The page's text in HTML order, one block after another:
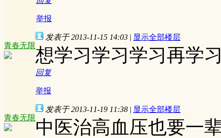
举报
青春无限
发表于 2013-11-15 14:03 | 显示全部楼层
想学习学习学习再学
回复
举报
青春无限
发表于 2013-11-19 11:38 | 显示全部楼层
中医治高血压也要一